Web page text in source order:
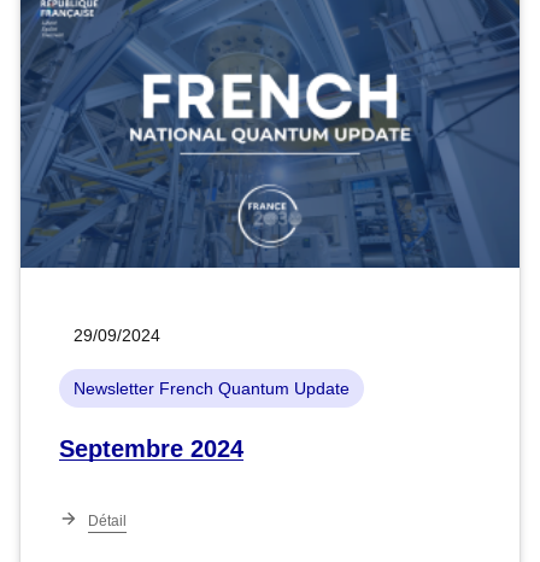
29/09/2024
Newsletter French Quantum Update
Septembre 2024
Détail